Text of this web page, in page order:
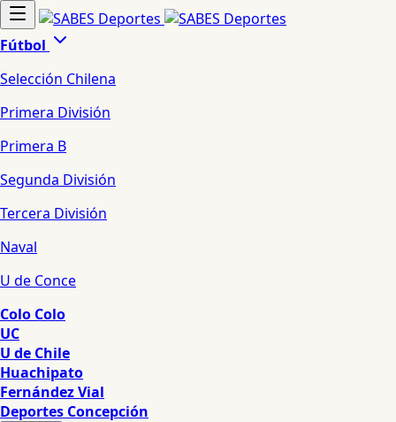
Fútbol
Selección Chilena
Primera División
Primera B
Segunda División
Tercera División
Naval
U de Conce
Colo Colo
UC
U de Chile
Huachipato
Fernández Vial
Deportes Concepción